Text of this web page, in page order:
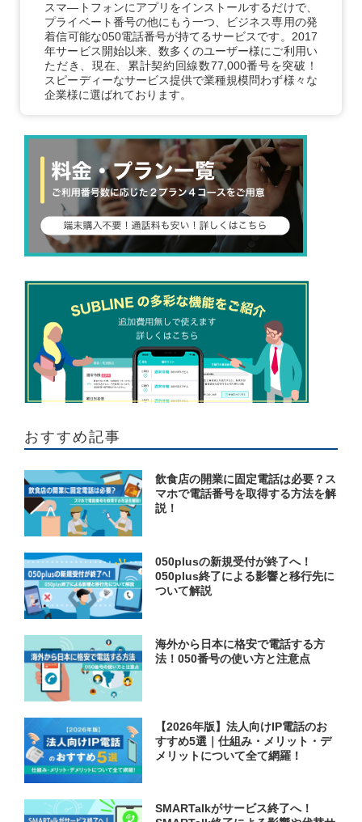
スマ―トフォンにアプリをインストールするだけで、
プライベート番号の他にもう一つ、ビジネス専用の発
着信可能な050電話番号が持てるサービスです。2017
年サービス開始以来、数多くのユーザー様にご利用い
ただき、現在、累計契約回線数77,000番号を突破！
スピーディーなサービス提供で業種規模問わず様々な
企業様に選ばれております。
おすすめ記事
飲食店の開業に固定電話は必要？ス
マホで電話番号を取得する方法を解
説！
050plusの新規受付が終了へ！
050plus終了による影響と移行先に
ついて解説
海外から日本に格安で電話する方
法！050番号の使い方と注意点
【2026年版】法人向けIP電話のお
すすめ5選｜仕組み・メリット・デ
メリットについて全て網羅！
SMARTalkがサービス終了へ！